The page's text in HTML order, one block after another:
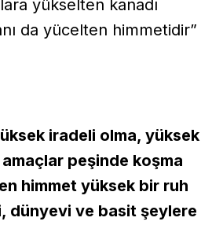
yükselten kanadı
da yücelten himmetidir”
iradeli olma, yüksek
peşinde koşma
himmet yüksek bir ruh
dünyevi ve basit şeylere